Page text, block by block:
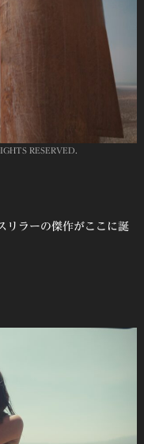
RESERVED.
リラーの傑作がここに誕